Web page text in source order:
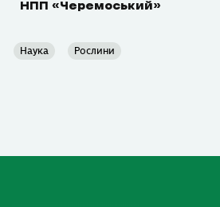
НПП «Черемоський»
Наука Рослини